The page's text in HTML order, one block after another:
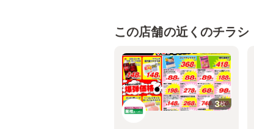
この店舗の近くのチラシ
3枚